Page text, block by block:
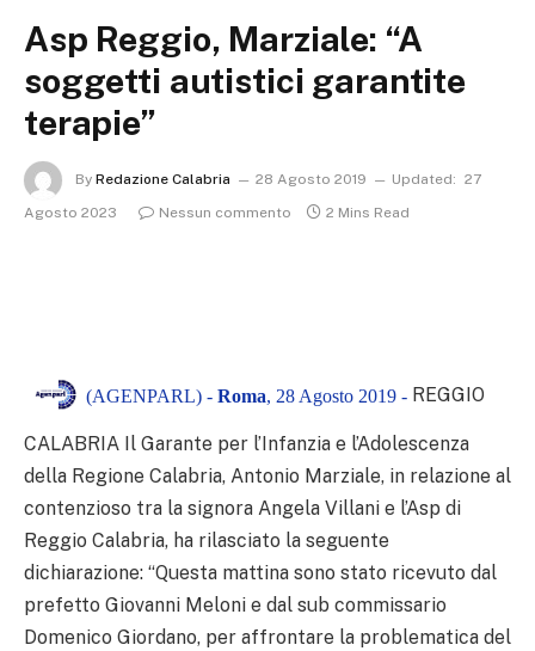
Asp Reggio, Marziale: “A
soggetti autistici garantite
terapie”
By Redazione Calabria 28 Agosto 2019 Updated: 27
Agosto 2023
Nessun commento 2 Mins Read
(AGENPARL) - Roma, 28 Agosto 2019 - REGGIO
CALABRIA Il Garante per l’Infanzia e l’Adolescenza
della Regione Calabria, Antonio Marziale, in relazione al
contenzioso tra la signora Angela Villani e l’Asp di
Reggio Calabria, ha rilasciato la seguente
dichiarazione: “Questa mattina sono stato ricevuto dal
prefetto Giovanni Meloni e dal sub commissario
Domenico Giordano, per affrontare la problematica del